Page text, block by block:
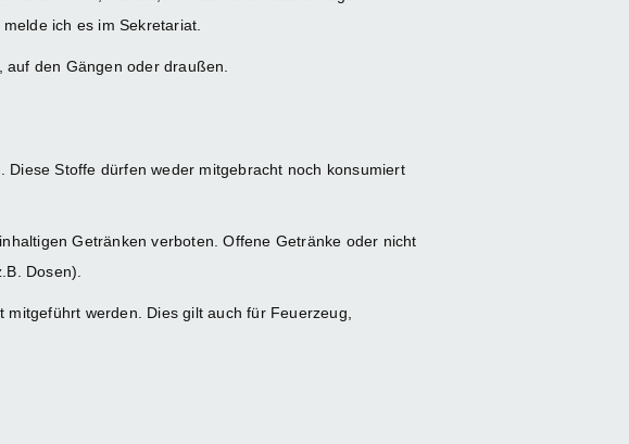
ich es im Sekretariat.
den Gängen oder draußen.
Stoffe dürfen weder mitgebracht noch konsumiert
Getränken verboten. Offene Getränke oder nicht
Dosen).
werden. Dies gilt auch für Feuerzeug,